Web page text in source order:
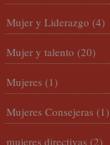
Mujer y Liderazgo (4)
Mujer y talento (20)
Mujeres (1)
Mujeres Consejeras (1)
mujeres directivas (2)